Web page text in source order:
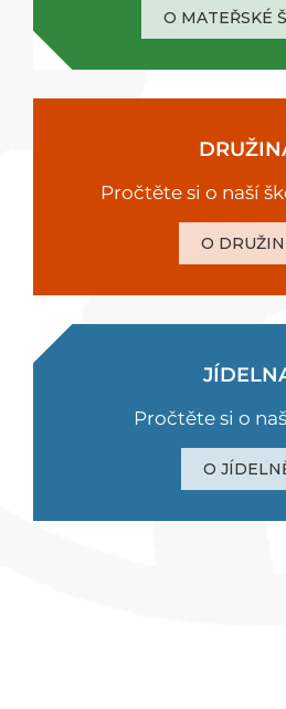
O MATEŘSKÉ
Pročtěte si o naší
O
Pročtěte si o
O